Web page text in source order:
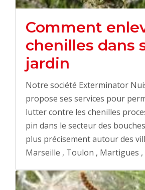
Comment
chenilles dans
jardin
Notre société Exterminator
propose ses services pour
lutter contre les chenilles
pin dans le secteur des
plus précisement autour des
Marseille , Toulon , Martigues ,